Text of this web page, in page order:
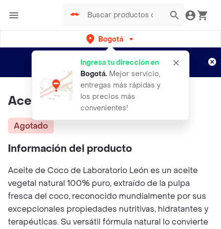
Bogotá
Ingresa tu dirección en
Bogotá. Mejor servicio,
entregas más rápidas y
los precios más
convenientes!
envíos gratis por semanas
Aplican TyC
Aceite De Coco X25ml
Agotado
Información del producto
Aceite de Coco de Laboratorio León es un aceite
vegetal natural 100% puro, extraído de la pulpa
fresca del coco, reconocido mundialmente por sus
excepcionales propiedades nutritivas, hidratantes y
terapéuticas. Su versátil fórmula natural lo convierte